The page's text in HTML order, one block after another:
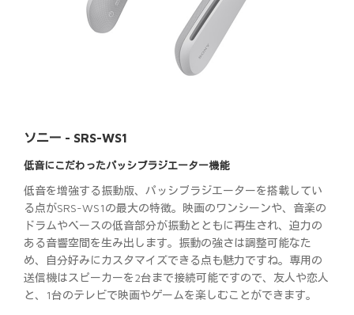
ソニー - SRS-WS1
低音にこだわったパッシブラジエーター機能
低音を増強する振動版、パッシブラジエーターを搭載してい
る点がSRS-WS1の最大の特徴。映画のワンシーンや、音楽の
ドラムやベースの低音部分が振動とともに再生され、迫力の
ある音響空間を生み出します。振動の強さは調整可能なた
め、自分好みにカスタマイズできる点も魅力ですね。専用の
送信機はスピーカーを2台まで接続可能ですので、友人や恋人
と、1台のテレビで映画やゲームを楽しむことができます。